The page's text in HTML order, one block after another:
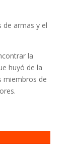
de armas y el
la
huyó de la
miembros de